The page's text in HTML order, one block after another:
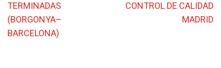
TERMINADAS
(BORGONYA–
BARCELONA)
CONTROL DE CALIDAD
MADRID